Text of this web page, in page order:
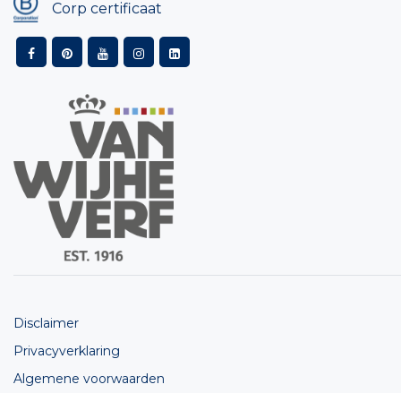
Corp certificaat
Disclaimer
Privacyverklaring
Algemene voorwaarden